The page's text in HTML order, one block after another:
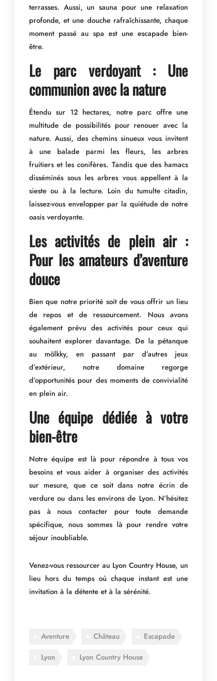
terrasses. Aussi, un sauna pour une relaxation
profonde, et une douche rafraîchissante, chaque
moment passé au spa est une escapade bien-
être.
Le parc verdoyant : Une
communion avec la nature
Étendu sur 12 hectares, notre parc offre une
multitude de possibilités pour renouer avec la
nature. Aussi, des chemins sinueux vous invitent
à une balade parmi les fleurs, les arbres
fruitiers et les conifères. Tandis que des hamacs
disséminés sous les arbres vous appellent à la
sieste ou à la lecture. Loin du tumulte citadin,
laissez-vous envelopper par la quiétude de notre
oasis verdoyante.
Les activités de plein air :
Pour les amateurs d’aventure
douce
Bien que notre priorité soit de vous offrir un lieu
de repos et de ressourcement. Nous avons
également prévu des activités pour ceux qui
souhaitent explorer davantage. De la pétanque
au mölkky, en passant par d’autres jeux
d’extérieur, notre domaine regorge
d’opportunités pour des moments de convivialité
en plein air.
Une équipe dédiée à votre
bien-être
Notre équipe est là pour répondre à tous vos
besoins et vous aider à organiser des activités
sur mesure, que ce soit dans notre écrin de
verdure ou dans les environs de Lyon. N’hésitez
pas à nous contacter pour toute demande
spécifique, nous sommes là pour rendre votre
séjour inoubliable.
Venez-vous ressourcer au Lyon Country House, un
lieu hors du temps où chaque instant est une
invitation à la détente et à la sérénité.
Aventure Château
Escapade
Lyon
Lyon Country House